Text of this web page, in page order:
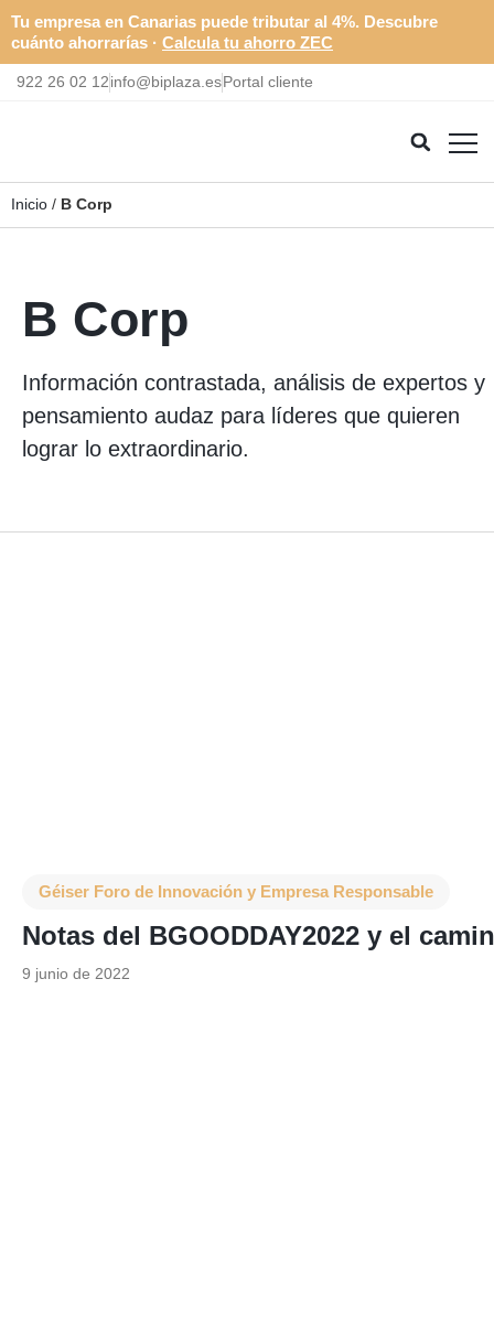
Tu empresa en Canarias puede tributar al 4%. Descubre
cuánto ahorrarías · Calcula tu ahorro ZEC
922 26 02 12info@biplaza.esPortal cliente
Inicio / B Corp
B Corp
Información contrastada, análisis de expertos y
pensamiento audaz para líderes que quieren
lograr lo extraordinario.
Géiser Foro de Innovación y Empresa Responsable
Notas del BGOODDAY2022 y el
9 junio de 2022